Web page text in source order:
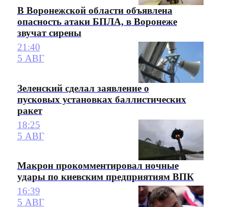
В Воронежской области объявлена
опасность атаки БПЛА, в Воронеже
звучат сирены
21:40
5 АВГ
Зеленский сделал заявление о
пусковых установках баллистических
ракет
18:25
5 АВГ
Макрон прокомментировал ночные
удары по киевским предприятиям ВПК
16:39
5 АВГ